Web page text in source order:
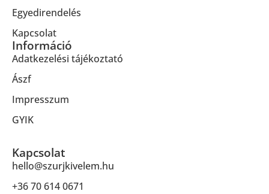
Egyedirendelés
Kapcsolat
Információ
Adatkezelési tájékoztató
Ászf
Impresszum
GYIK
Kapcsolat
hello@szurjkivelem.hu
+36 70 614 0671